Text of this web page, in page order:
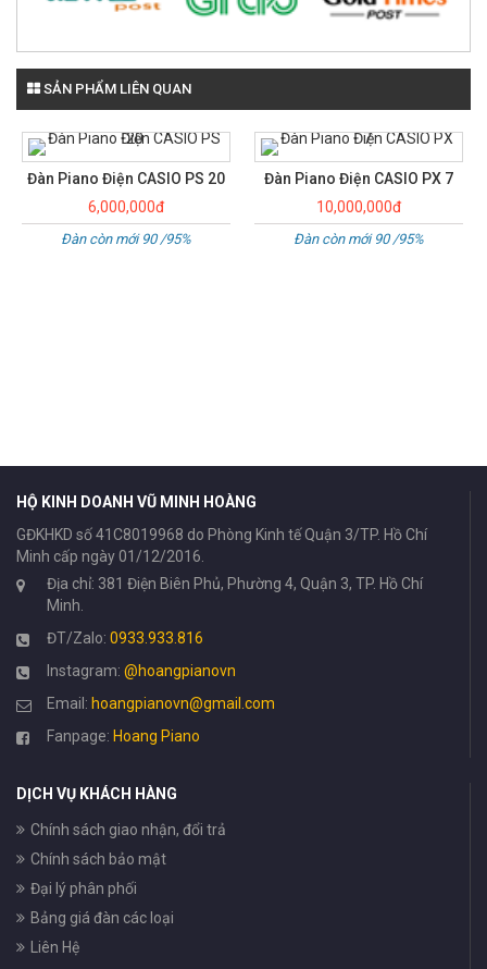
SẢN PHẨM LIÊN QUAN
Đàn Piano Điện CASIO PX 7
10,000,000đ
Đàn còn mới 90 /95%
Đàn Piano Điện CASIO CDP
6,000,000đ
HỘ KINH DOANH VŨ MINH HOÀNG
GĐKHKD số 41C8019968 do Phòng Kinh tế Quận 3/TP. Hồ Chí
Minh cấp ngày 01/12/2016.
Địa chỉ: 381 Điện Biên Phủ, Phường 4, Quận 3, TP. Hồ Chí
Minh.
ĐT/Zalo: 0933.933.816
Instagram: @hoangpianovn
Email: hoangpianovn@gmail.com
Fanpage: Hoang Piano
DỊCH VỤ KHÁCH HÀNG
Chính sách giao nhận, đổi trả
Chính sách bảo mật
Đại lý phân phối
Bảng giá đàn các loại
Liên Hệ